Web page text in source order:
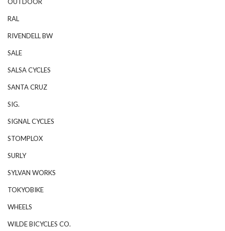
RAL
RIVENDELL BW
SALE
SALSA CYCLES
SANTA CRUZ
SIG.
SIGNAL CYCLES
STOMPLOX
SURLY
SYLVAN WORKS
TOKYOBIKE
WHEELS
WILDE BICYCLES CO.